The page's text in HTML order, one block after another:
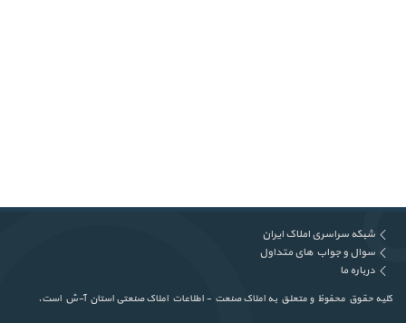
شبکه سراسری املاک ایران
سوال و جواب های متداول
درباره ما
کلیه حقوق محفوظ و متعلق به املاک صنعت - اطلاعات املاک صنعتی استان آ-ش است.